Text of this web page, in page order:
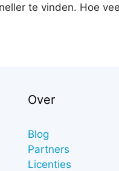
te vinden. Hoe
Over
Blog
Partners
Licenties